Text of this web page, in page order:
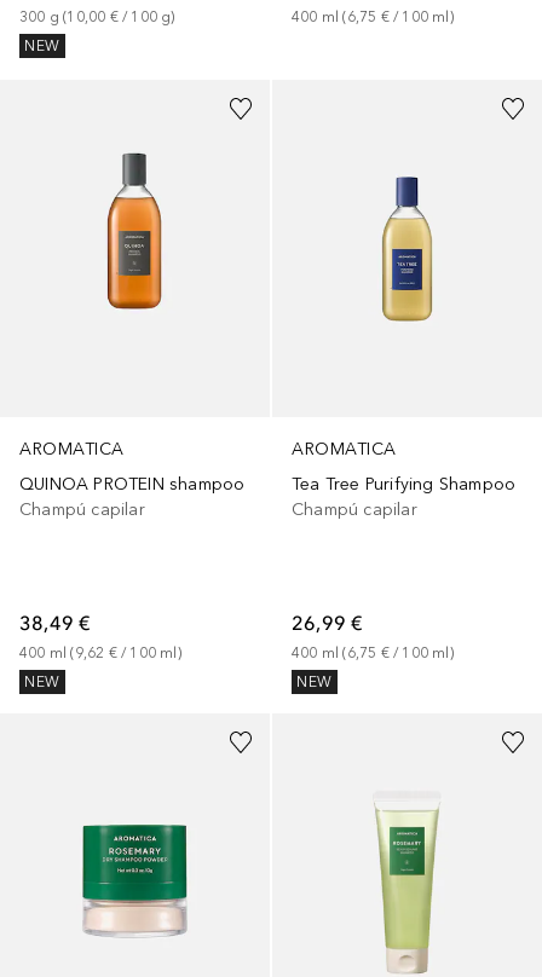
300 g (10,00 € / 100 g)
NEW
400 ml (6,75 € / 100 ml )
AROMATICA
QUINOA PROTEIN shampoo
Champú capilar
38,49 €
400 ml (9,62 € / 100 ml )
NEW
AROMATICA
Tea Tree Purifying Shampoo
Champú capilar
26,99 €
400 ml (6,75 € / 100 ml)
NEW